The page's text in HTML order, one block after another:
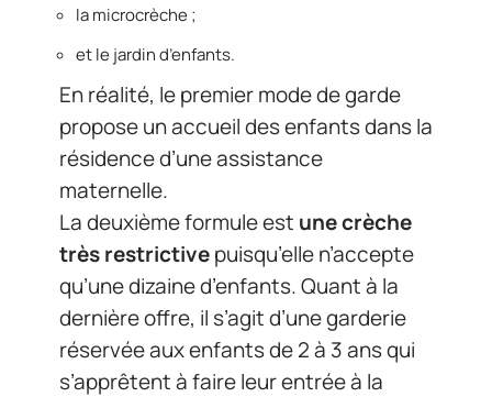
la microcrèche ;
et le jardin d’enfants.
En réalité, le premier mode de garde
propose un accueil des enfants dans la
résidence d’une assistance
maternelle.
La deuxième formule est une crèche
très restrictivepuisqu’elle n’accepte
qu’une dizaine d’enfants. Quant à la
dernière offre, il s’agit d’une garderie
réservée aux enfants de 2 à 3 ans qui
s’apprêtent à faire leur entrée à la